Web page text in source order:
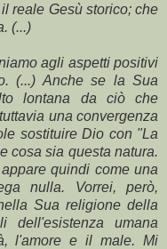
reale Gesù storico; che
(...)
agli aspetti positivi
(...) Anche se la Sua
lontana da ciò che
una convergenza
sostituire Dio con "La
cosa sia questa natura.
quindi come una
nulla. Vorrei, però,
Sua religione della
dell'esistenza umana
l'amore e il male. Mi